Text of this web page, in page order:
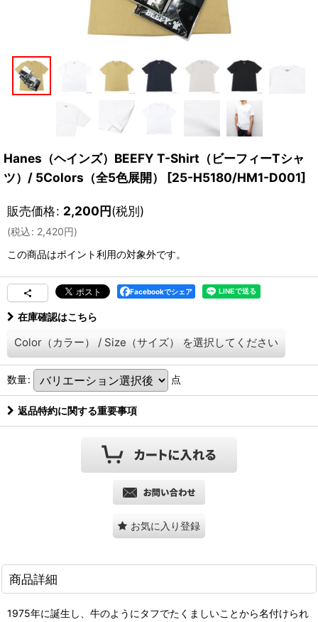
Hanes（ヘインズ）BEEFY T-Shirt（ビーフィーTシャ
ツ）/ 5Colors（全5色展開）
[25-H5180/HM1-D001]
販売価格: 2,200円(税別)
(税込: 2,420円)
この商品はポイント利用の対象外です。
Facebookでシェア
在庫確認はこちら
Color（カラー） / Size（サイズ） を選択してください
数量: 点
返品特約に関する重要事項
お気に入り登録
商品詳細
1975年に誕生し、牛のようにタフでたくましいことから名付けられ